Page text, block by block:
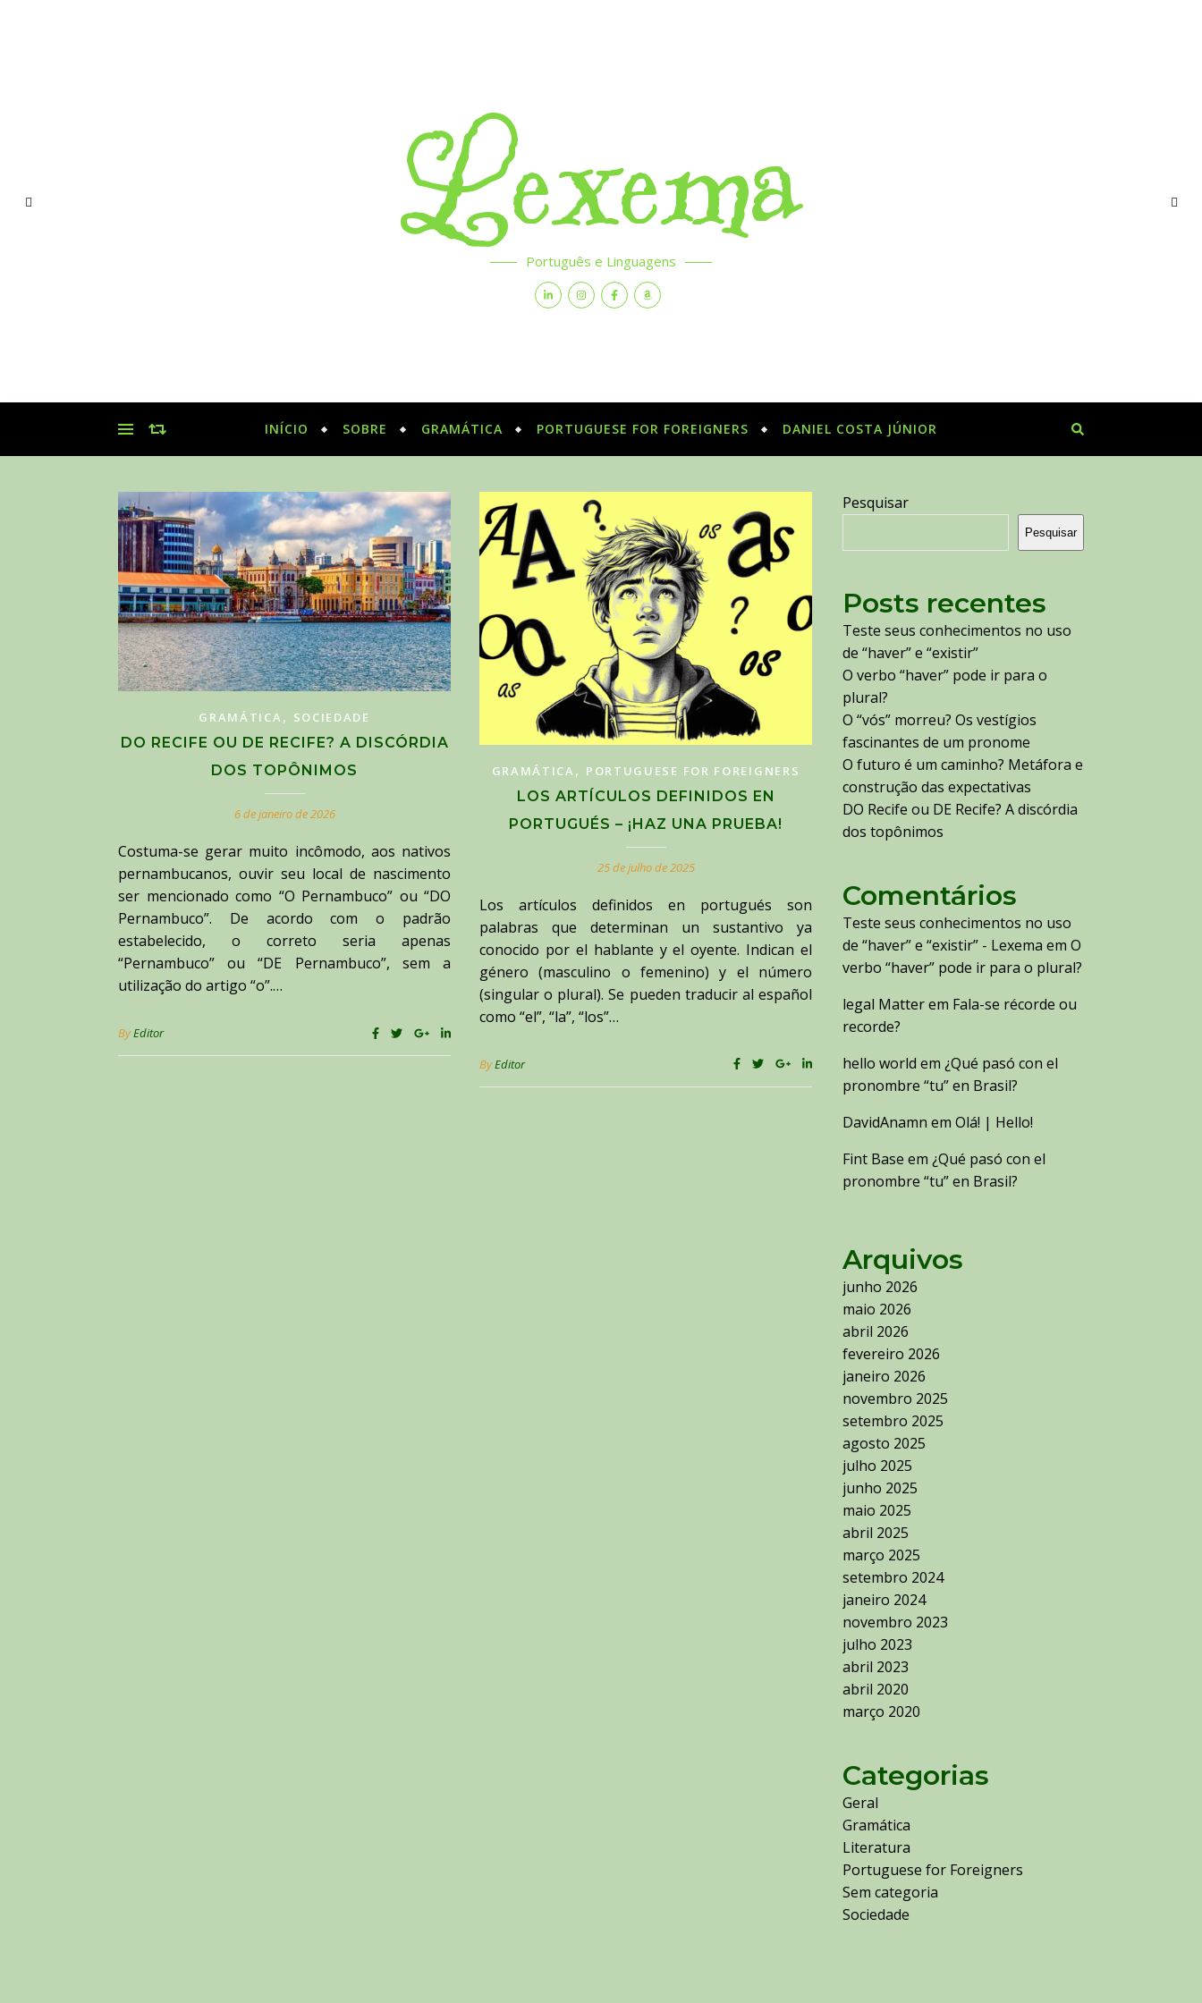
Lexema
Português e Linguagens
INÍCIO SOBRE GRAMÁTICA PORTUGUESE FOR FOREIGNERS DANIEL COSTA JÚNIOR
GRAMÁTICA, SOCIEDADE
DO RECIFE OU DE RECIFE? A DISCÓRDIA
DOS TOPÔNIMOS
6 de janeiro de 2026
Costuma-se gerar muito incômodo, aos nativos
pernambucanos, ouvir seu local de nascimento
ser mencionado como “O Pernambuco” ou “DO
Pernambuco”. De acordo com o padrão
estabelecido, o correto seria apenas
“Pernambuco” ou “DE Pernambuco”, sem a
utilização do artigo “o”.…
ByEditor
GRAMÁTICA, PORTUGUESE FOR FOREIGNERS
LOS ARTÍCULOS DEFINIDOS EN
PORTUGUÉS – ¡HAZ UNA PRUEBA!
25 de julho de 2025
Los artículos definidos en portugués son
palabras que determinan un sustantivo ya
conocido por el hablante y el oyente. Indican el
género (masculino o femenino) y el número
(singular o plural). Se pueden traducir al español
como “el”, “la”, “los”…
ByEditor
Pesquisar
Pesquisar
Posts recentes
Teste seus conhecimentos no uso
de “haver” e “existir”
O verbo “haver” pode ir para o
plural?
O “vós” morreu? Os vestígios
fascinantes de um pronome
O futuro é um caminho? Metáfora e
construção das expectativas
DO Recife ou DE Recife? A discórdia
dos topônimos
Comentários
Teste seus conhecimentos no uso
de “haver” e “existir” - Lexema em O
verbo “haver” pode ir para o plural?
legal Matterem Fala-se récorde ou
recorde?
hello world em ¿Qué pasó con el
pronombre “tu” en Brasil?
DavidAnamn em Olá! | Hello!
Fint Base em ¿Qué pasó con el
pronombre “tu” en Brasil?
Arquivos
junho 2026
maio 2026
abril 2026
fevereiro 2026
janeiro 2026
novembro 2025
setembro 2025
agosto 2025
julho 2025
junho 2025
maio 2025
abril 2025
março 2025
setembro 2024
janeiro 2024
novembro 2023
julho 2023
abril 2023
abril 2020
março 2020
Categorias
Geral
Gramática
Literatura
Portuguese for Foreigners
Sem categoria
Sociedade